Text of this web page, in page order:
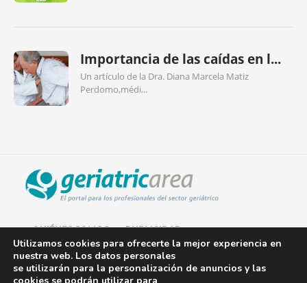
Importancia de las caídas en l...
Un artículo de la Dra. Diana Marcela Matiz
Perdomo,médi...
QUIÉNES SOMOS PUBLICIDAD
AVISO LEGAL
Utilizamos cookies para ofrecerte la mejor experiencia en
nuestra web. Los datos personales
se utilizarán para la personalización de anuncios y las